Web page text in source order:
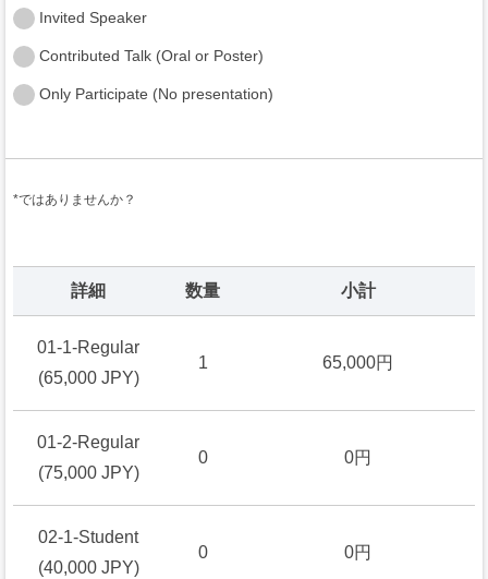
Invited Speaker
Contributed Talk (Oral or Poster)
Only Participate (No presentation)
*ではありませんか？
詳細 数量 小計
01-1-Regular
(65,000 JPY)
1 65,000円
01-2-Regular
(75,000 JPY)
0 0円
02-1-Student
(40,000 JPY)
0 0円